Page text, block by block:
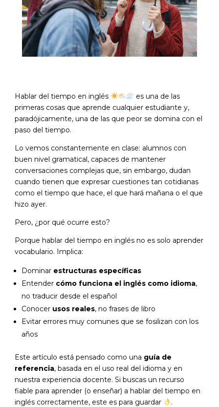
Hablar del tiempo en inglés
es una de las
primeras cosas que aprende cualquier estudiante y,
paradójicamente, una de las que peor se domina con el
paso del tiempo.
Lo vemos constantemente en clase: alumnos con
buen nivel gramatical, capaces de mantener
conversaciones complejas que, sin embargo, dudan
cuando tienen que expresar cuestiones tan cotidianas
como el tiempo que hace, el que hará mañana o el que
hizo ayer.
Pero, ¿por qué ocurre esto?
Porque hablar del tiempo en inglés no es solo aprender
vocabulario. Implica:
Dominar estructuras específicas
Entender cómo funciona el inglés como idioma,
no traducir desde el español
Conocer usos reales, no frases de libro
Evitar errores muy comunes que se fosilizan con los
años
Este artículo está pensado como una guía de
referencia, basada en el uso real del idioma y en
nuestra experiencia docente. Si buscas un recurso
fiable para aprender (o enseñar) a hablar del tiempo en
inglés correctamente, este es para guardar .